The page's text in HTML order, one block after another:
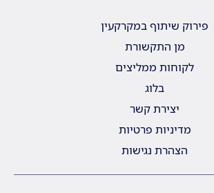
פירוק שיתוף במקרקעין
מן התקשורת
לקוחות ממליצים
בלוג
יצירת קשר
מדיניות פרטיות
הצהרת נגישות